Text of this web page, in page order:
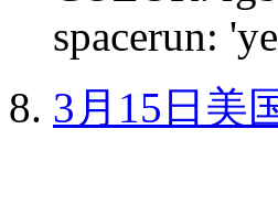
spacerun:
3月15日美